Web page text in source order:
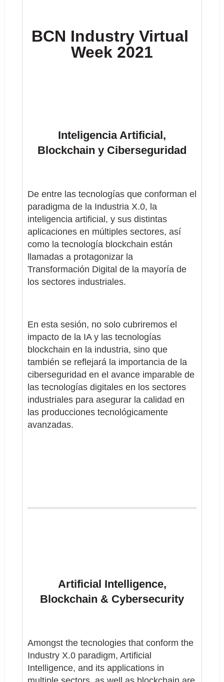
BCN Industry Virtual
Week 2021
Inteligencia Artificial,
Blockchain y Ciberseguridad
De entre las tecnologías que conforman el
paradigma de la Industria X.0, la
inteligencia artificial, y sus distintas
aplicaciones en múltiples sectores, así
como la tecnología blockchain están
llamadas a protagonizar la
Transformación Digital de la mayoría de
los sectores industriales.
En esta sesión, no solo cubriremos el
impacto de la IA y las tecnologías
blockchain en la industria, sino que
también se reflejará la importancia de la
ciberseguridad en el avance imparable de
las tecnologías digitales en los sectores
industriales para asegurar la calidad en
las producciones tecnológicamente
avanzadas.
Artificial Intelligence,
Blockchain & Cybersecurity
Amongst the tecnologies that conform the
Industry X.0 paradigm, Artificial
Intelligence, and its applications in